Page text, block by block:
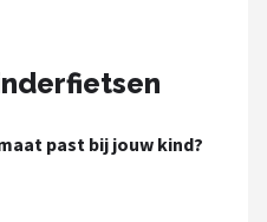
past bij jouw kind?